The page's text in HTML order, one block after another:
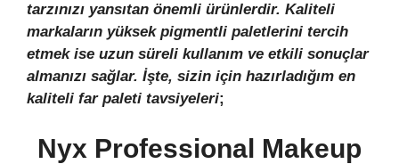
tarzınızı yansıtan önemli ürünlerdir. Kaliteli
markaların yüksek pigmentli paletlerini tercih
etmek ise uzun süreli kullanım ve etkili sonuçlar
almanızı sağlar. İşte, sizin için hazırladığım en
kaliteli far paleti tavsiyeleri;
Nyx Professional Makeup